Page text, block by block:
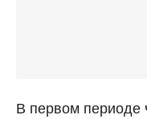
В первом периоде